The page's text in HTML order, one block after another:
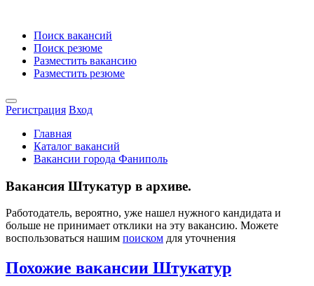
Поиск вакансий
Поиск резюме
Разместить вакансию
Разместить резюме
Регистрация Вход
Главная
Каталог вакансий
Вакансии города Фаниполь
Вакансия Штукатур в архиве.
Работодатель, вероятно, уже нашел нужного кандидата и
больше не принимает отклики на эту вакансию. Можете
воспользоваться нашим поиском для уточнения
Похожие вакансии Штукатур